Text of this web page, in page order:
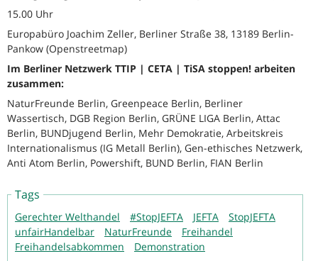
15.00 Uhr
Europabüro Joachim Zeller, Berliner Straße 38, 13189 Berlin-
Pankow (Openstreetmap)
Im Berliner Netzwerk TTIP | CETA | TiSA stoppen! arbeiten
zusammen:
NaturFreunde Berlin, Greenpeace Berlin, Berliner
Wassertisch, DGB Region Berlin, GRÜNE LIGA Berlin, Attac
Berlin, BUNDjugend Berlin, Mehr Demokratie, Arbeitskreis
Internationalismus (IG Metall Berlin), Gen-ethisches Netzwerk,
Anti Atom Berlin, Powershift, BUND Berlin, FIAN Berlin
Tags
Gerechter Welthandel #StopJEFTA JEFTA
StopJEFTA
unfairHandelbar
NaturFreunde
Freihandel
Freihandelsabkommen
Demonstration